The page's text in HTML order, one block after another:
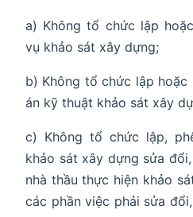
a) Không tổ chức lập
vụ khảo sát xây dựng;
b) Không tổ chức lập hoặc
án kỹ thuật khảo sát xây
c) Không tổ chức lập,
khảo sát xây dựng sửa
nhà thầu thực hiện khảo
các phần việc phải sửa